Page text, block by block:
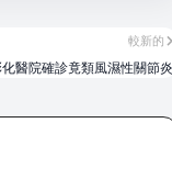
較新的
醫院確診竟類風濕性關節炎